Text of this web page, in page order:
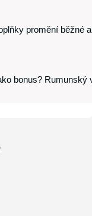
promění běžné
bonus? Rumunský